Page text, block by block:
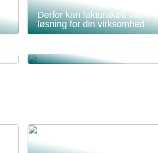
Derfor kan fakturakøb være en
løsning for din virksomhed